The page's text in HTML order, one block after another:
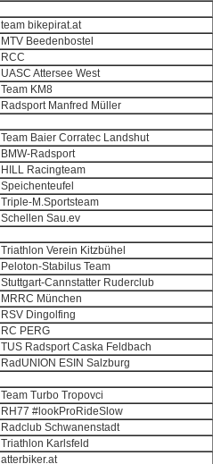
team bikepirat.at
MTV Beedenbostel
RCC
UASC Attersee West
Team KM8
Radsport Manfred Müller
Team Baier Corratec Landshut
BMW-Radsport
HILL Racingteam
Speichenteufel
Triple-M.Sportsteam
Schellen Sau.ev
Triathlon Verein Kitzbühel
Peloton-Stabilus Team
Stuttgart-Cannstatter Ruderclub
MRRC München
RSV Dingolfing
RC PERG
TUS Radsport Caska Feldbach
RadUNION ESIN Salzburg
Team Turbo Tropovci
RH77 #lookProRideSlow
Radclub Schwanenstadt
Triathlon Karlsfeld
atterbiker.at